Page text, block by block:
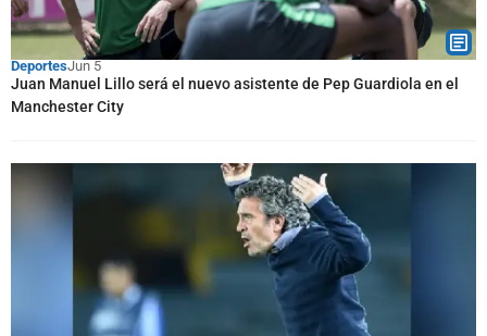
DeportesJun 5
Juan Manuel Lillo será el nuevo asistente de Pep Guardiola en el
Manchester City